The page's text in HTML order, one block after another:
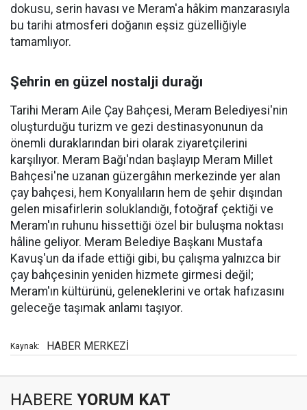
dokusu, serin havası ve Meram'a hâkim manzarasıyla
bu tarihi atmosferi doğanın eşsiz güzelliğiyle
tamamlıyor.
Şehrin en güzel nostalji durağı
Tarihi Meram Aile Çay Bahçesi, Meram Belediyesi'nin
oluşturduğu turizm ve gezi destinasyonunun da
önemli duraklarından biri olarak ziyaretçilerini
karşılıyor. Meram Bağı'ndan başlayıp Meram Millet
Bahçesi'ne uzanan güzergâhın merkezinde yer alan
çay bahçesi, hem Konyalıların hem de şehir dışından
gelen misafirlerin soluklandığı, fotoğraf çektiği ve
Meram'ın ruhunu hissettiği özel bir buluşma noktası
hâline geliyor. Meram Belediye Başkanı Mustafa
Kavuş'un da ifade ettiği gibi, bu çalışma yalnızca bir
çay bahçesinin yeniden hizmete girmesi değil;
Meram'ın kültürünü, geleneklerini ve ortak hafızasını
geleceğe taşımak anlamı taşıyor.
Kaynak: HABER MERKEZİ
HABERE YORUM KAT